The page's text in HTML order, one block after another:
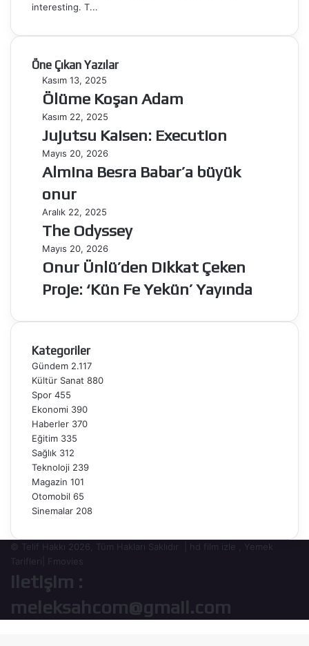
interesting. T...
Öne Çıkan Yazılar
Ölüme
Koşan
Kasım 13, 2025
Ölüme Koşan Adam
Jujutsu
Kaisen:
Execution
Kasım 22, 2025
Jujutsu Kaisen: Execution
Almina
Besra
büyük
onur
Mayıs 20, 2026
Almina Besra Babar’a büyük
onur
The
Odyssey
Aralık 22, 2025
The Odyssey
Onur
Ünlü’den
Çeken
‘Kün
Yekün’
Yayında
Mayıs 20, 2026
Onur Ünlü’den Dikkat Çeken
Proje: ‘Kün Fe Yekün’ Yayında
Kategoriler
Gündem 2.117
Kültür Sanat 880
Spor 455
Ekonomi 390
Haberler 370
Eğitim 335
Sağlık 312
Teknoloji 239
Magazin 101
Otomobil 65
Sinemalar 208
© Telif Hakkı 2026, Tüm Hakları Saklıdır | hd film izle
Yemek
Tarifleri
Fmovies
iletişim :
meleksahcom@gmail.com